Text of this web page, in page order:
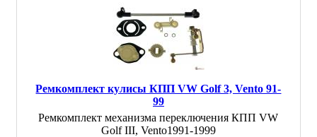
Ремкомплект кулисы КПП VW Golf 3, Vento 91-
99
Ремкомплект механизма переключения КПП VW
Golf III, Vento1991-1999